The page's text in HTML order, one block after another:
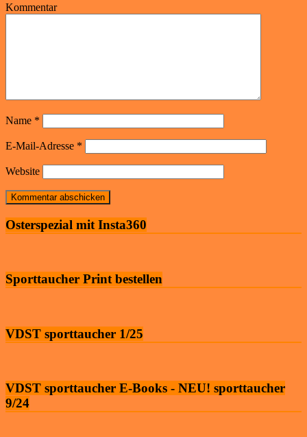
Kommentar
Name *
E-Mail-Adresse *
Website
Osterspezial mit Insta360
Sporttaucher Print bestellen
VDST sporttaucher 1/25
VDST sporttaucher E-Books - NEU! sporttaucher
9/24